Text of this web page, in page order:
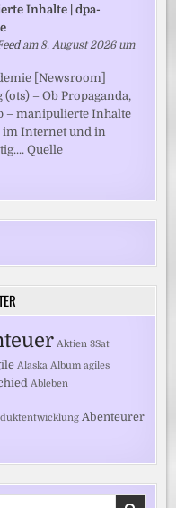
Inhalte | dpa-
am 8. August 2026 um
[Newsroom]
(ots) – Ob Propaganda,
– manipulierte Inhalte
Internet und in
Quelle
Aktien 3Sat
Alaska Album agiles
Ableben
Abenteurer